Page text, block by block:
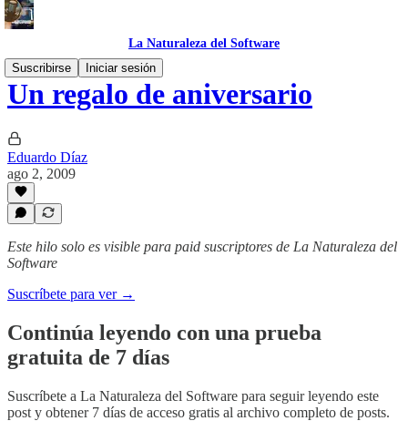
La Naturaleza del Software
Suscribirse
Iniciar sesión
Un regalo de aniversario
Eduardo Díaz
ago 2, 2009
Este hilo solo es visible para paid suscriptores de La Naturaleza del
Software
Suscríbete para ver →
Continúa leyendo con una prueba
gratuita de 7 días
Suscríbete a La Naturaleza del Software para seguir leyendo este
post y obtener 7 días de acceso gratis al archivo completo de posts.